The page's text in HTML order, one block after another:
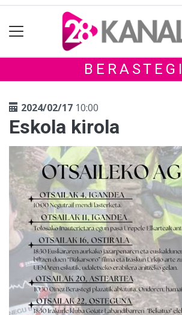
BERASTEGI
2024/02/17 10:00
Eskola kirola